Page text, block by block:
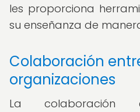
les proporciona
su enseñanza de
Colaboración
organizaciones
La colaboración